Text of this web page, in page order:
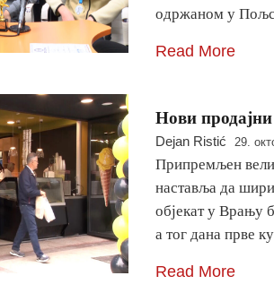
одржаном у
Read More
Нови
Dejan Ristić 29.
Припремљен
наставља да
објекат у Врању
а тог дана прве
Read More